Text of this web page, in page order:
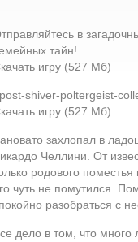
в
тайн!
игру (527 Мб)
shiver-poltergeist-
игру (527 Мб)
захлопал в
Челлини. От
родового
чуть не помутился.
разобраться с
дело в том, что много